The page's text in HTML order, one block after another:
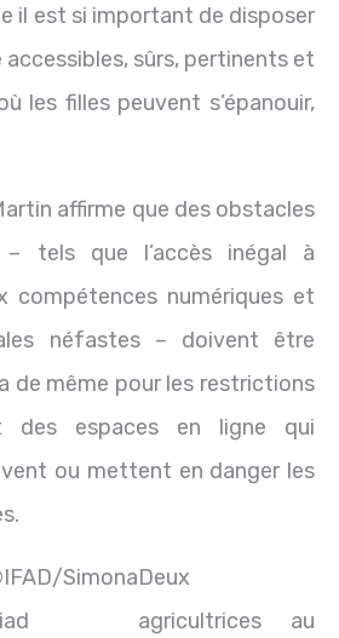
il est si important de disposer
accessibles, sûrs, pertinents et
les filles peuvent s’épanouir,
affirme que des obstacles
tels que l’accès inégal à
compétences numériques et
néfastes – doivent être
de même pour les restrictions
des espaces en ligne qui
ou mettent en danger les
SimonaDeux
agricultrices au